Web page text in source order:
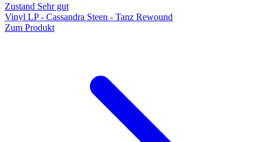
Zustand Sehr gut
Vinyl LP - Cassandra Steen - Tanz Rewound
Zum Produkt